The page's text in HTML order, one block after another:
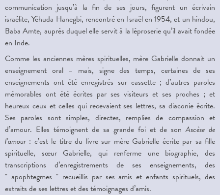
communication jusqu’à la fin de ses jours, figurent un écrivain
israélite, Yéhuda Hanegbi, rencontré en Israël en 1954, et un hindou,
Baba Amte, auprès duquel elle servit à la léproserie qu’il avait fondée
en Inde.
Comme les anciennes mères spirituelles, mère Gabrielle donnait un
enseignement oral – mais, signe des temps, certaines de ses
enseignements ont été enregistrés sur cassette ; d’autres paroles
mémorables ont été écrites par ses visiteurs et ses proches ; et
heureux ceux et celles qui recevaient ses lettres, sa diaconie écrite.
Ses paroles sont simples, directes, remplies de compassion et
d’amour. Elles témoignent de sa grande foi et de sonAscèse de
l’amour : c’est le titre du livre sur mère Gabrielle écrite par sa fille
spirituelle, sœur Gabrielle, qui renferme une biographie, des
transcriptions d’enregistrements de ses enseignements, des
" apophtegmes " recueillis par ses amis et enfants spirituels, des
extraits de ses lettres et des témoignages d’amis.